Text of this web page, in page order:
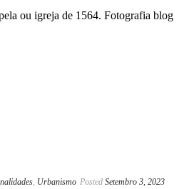
ou igreja de 1564. Fotografia blog
, Urbanismo Posted Setembro 3, 2023